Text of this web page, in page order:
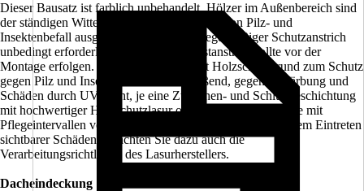
Dieser Bausatz ist farblich unbehandelt. Hölzer im Außenbereich sind
der ständigen Witterung, sowie dem Risiko von Pilz- und
Insektenbefall ausgesetzt. Daher ist ein regelmäßiger Schutzanstrich
unbedingt erforderlich. Der allseitige Erstanstrich sollte vor der
Montage erfolgen. Verwenden Sie zuerst Holzschutzgrund zum Schutz
gegen Pilz und Insektenbefall. Anschließend, gegen Verfärbung und
Schäden durch UV-Licht, je eine Zwischen- und Schlußbeschichtung
mit hochwertiger Holzschutzlasur oder -farbe. Rechnen Sie mit
Pflegeintervallen von ca. 4-5 Jahren, spätestens aber vor dem Eintreten
sichtbarer Schäden. Beachten Sie dazu auch die
Verarbeitungsrichtlinien des Lasurherstellers.
Dacheindeckung